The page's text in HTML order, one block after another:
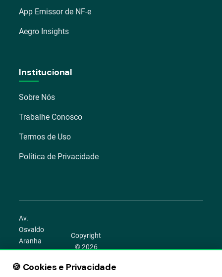
App Emissor de NF-e
Aegro Insights
Institucional
Sobre Nós
Trabalhe Conosco
Termos de Uso
Política de Privacidade
Av.
Osvaldo
Aranha
1022 –
Bom
Copyright
© 2026
Todos os
🍪 Cookies e Privacidade